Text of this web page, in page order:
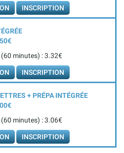
INSCRIPTION
minutes) : 3.32€
INSCRIPTION
+ PRÉPA INTÉGRÉE
minutes) : 3.06€
INSCRIPTION